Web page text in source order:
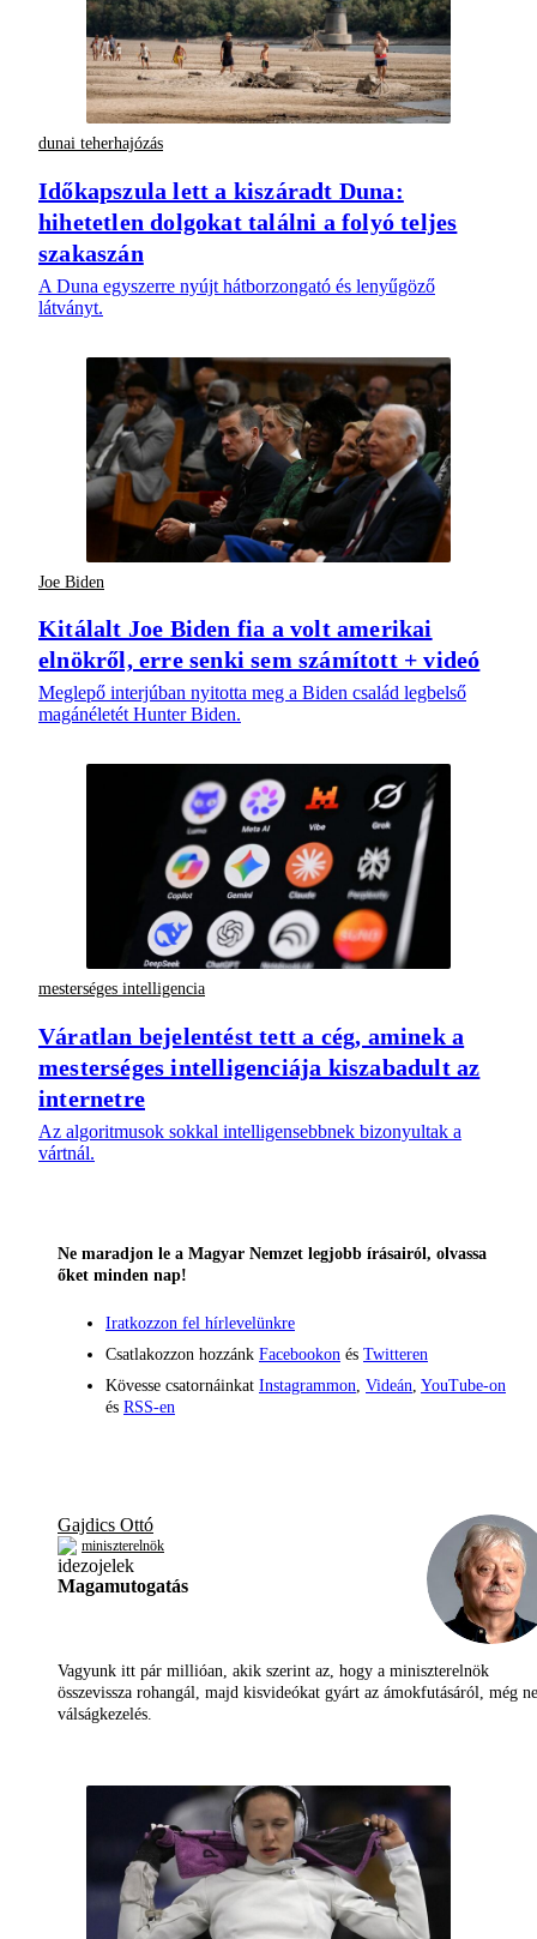
dunai teherhajózás
Időkapszula lett a kiszáradt Duna:
hihetetlen dolgokat találni a folyó teljes
szakaszán
A Duna egyszerre nyújt hátborzongató és lenyűgöző
látványt.
Joe Biden
Kitálalt Joe Biden fia a volt amerikai
elnökről, erre senki sem számított + videó
Meglepő interjúban nyitotta meg a Biden család legbelső
magánéletét Hunter Biden.
mesterséges intelligencia
Váratlan bejelentést tett a cég, aminek a
mesterséges intelligenciája kiszabadult az
internetre
Az algoritmusok sokkal intelligensebbnek bizonyultak a
vártnál.
Ne maradjon le a Magyar Nemzet legjobb írásairól, olvassa
őket minden nap!
Iratkozzon fel hírlevelünkre
Csatlakozzon hozzánk Facebookon és Twitteren
Kövesse csatornáinkat Instagrammon Videán YouTube-on
és RSS-en
Gajdics Ottó
miniszterelnök
Magamutogatás
Vagyunk itt pár millióan, akik szerint az, hogy a miniszterelnök
összevissza rohangál, majd kisvideókat gyárt az ámokfutásáról, még
válságkezelés.